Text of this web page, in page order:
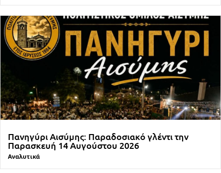
Πανηγύρι Αισύμης: Παραδοσιακό γλέντι την
Παρασκευή 14 Αυγούστου 2026
Αναλυτικά